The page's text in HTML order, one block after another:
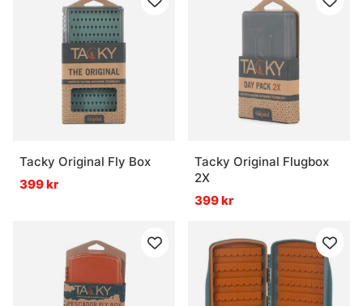
Tacky Original Fly Box
399 kr
Tacky Original Flugbox
2X
399 kr